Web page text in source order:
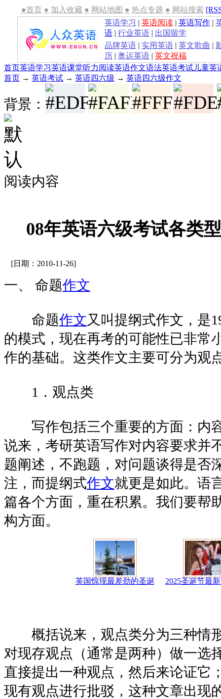
●首页 ● 加入收藏 ● 网站地图 ● 热点专题 ● 网站搜索
英语学习 | 英语阅读 | 英语写作 |
语 | 行业英语 | 出国留学
品牌英语 | 实用英语 | 英文歌曲 |
历 | 奥运英语 | 英文祝福
首页英语学习英语课堂听力阅读英语作文语法英语考试 儿童英
首页 → 英语考试 → 英语四六级 → 英语四六级作文
背景：
阅读内容
08年英语六级考试各类
[日期：2010-11-26]
一、 命题作文
命题作文又叫提纲式作文，是
的模式，现在再考的可能性已非常
作的基础。这类作文主要可分为观
1．观点类
写作包括三个重要的方面：内
说来，考研英语写作对内容要求并
题阐述，不跑题，对问题谈得是否
注，而提纲式作文就更是如此。语
篇各个方面，重在积累。我们要帮
构方面。
英国惊现最差劲的圣诞 2025圣诞节最
概括说来，观点类分为三种情
对现存观点（通常是两种）做一选
直接提出一种观点，然后来论证它
现有观点进行批驳，这种文章出现